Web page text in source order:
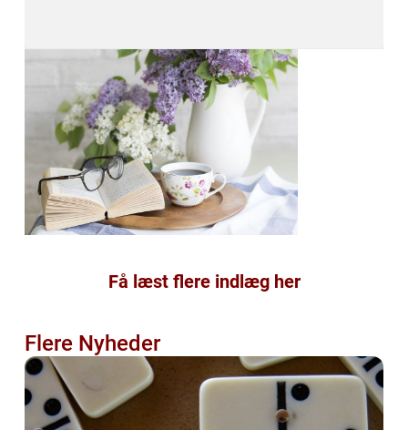
Få læst flere indlæg her
Flere Nyheder